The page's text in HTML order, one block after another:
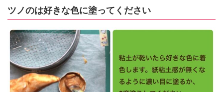
ツノのは好きな色に塗ってください